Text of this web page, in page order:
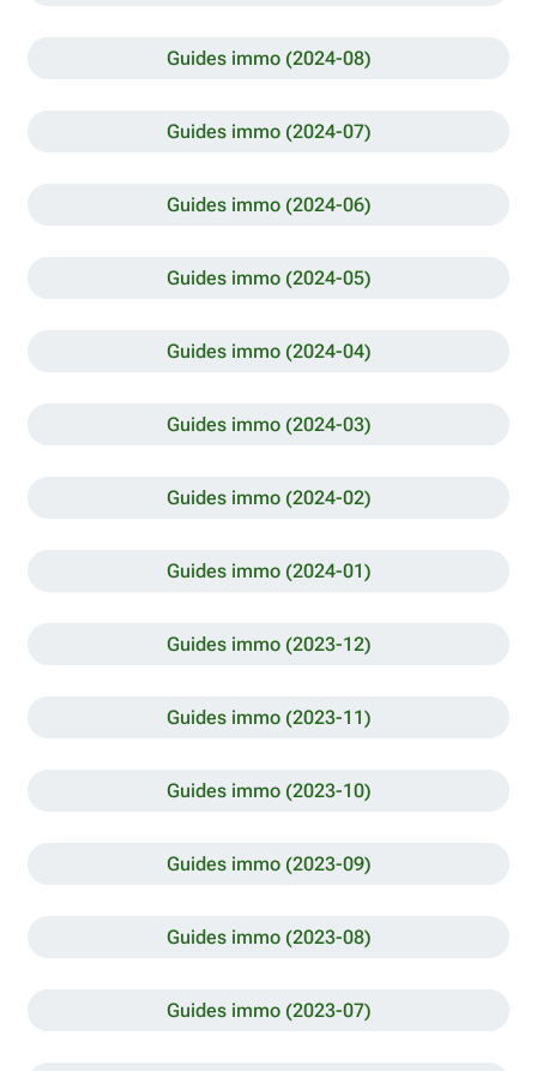
Guides immo (2024-08)
Guides immo (2024-07)
Guides immo (2024-06)
Guides immo (2024-05)
Guides immo (2024-04)
Guides immo (2024-03)
Guides immo (2024-02)
Guides immo (2024-01)
Guides immo (2023-12)
Guides immo (2023-11)
Guides immo (2023-10)
Guides immo (2023-09)
Guides immo (2023-08)
Guides immo (2023-07)